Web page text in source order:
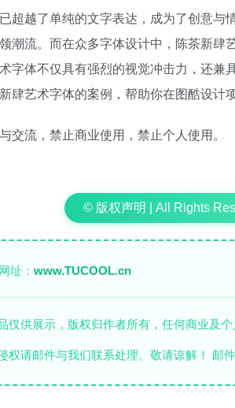
超越了单纯的文字表达，成为了创意与
潮流。而在众多字体设计中，陈茶新
字体不仅具有强烈的视觉冲击力，还
肆艺术字体的案例，帮助你在图酷设计
交流，禁止商业使用，禁止个人使用。
© 版权声明 | All Rights
址： www.TUCOOL.cn
仅供展示，版权归作者所有，任何商业及个
权请邮件与我们联系处理。敬请谅解！ 邮件